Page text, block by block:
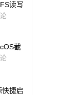
读写
截
捷启